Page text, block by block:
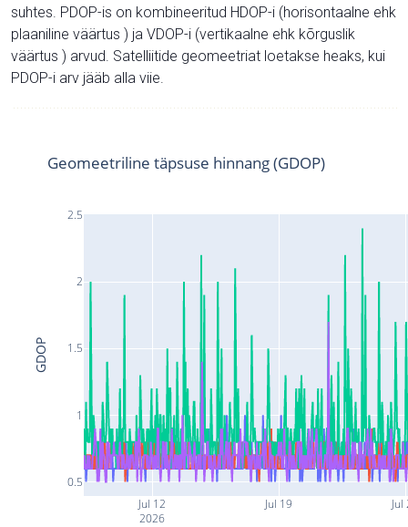
suhtes. PDOP-is on kombineeritud HDOP-i (horisontaalne ehk
plaaniline väärtus ) ja VDOP-i (vertikaalne ehk kõrguslik
väärtus ) arvud. Satelliitide geomeetriat loetakse heaks, kui
PDOP-i arv jääb alla viie.
Jul 12
2026
Jul 19 Jul
0.5
1
1.5
2
2.5
Geomeetriline täpsuse hinnang (GDOP)
GDOP